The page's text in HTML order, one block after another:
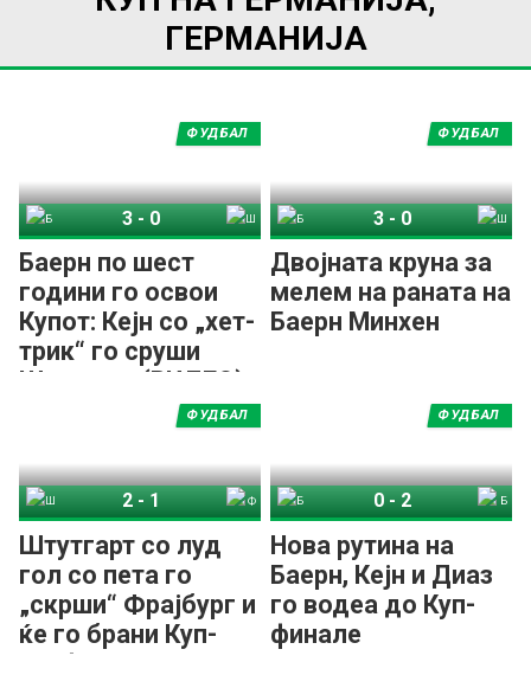
ГЕРМАНИЈА
Баерн по шест
години го освои
Купот: Кејн со „хет-
трик“ го сруши
Штутгарт (ВИДЕО)
ФУДБАЛ
3- 0
Двојната круна за
мелем на раната на
Баерн Минхен
ФУДБАЛ
3 - 0
Штутгарт со луд
гол со пета го
„скрши“ Фрајбург и
ќе го брани Куп-
трофејот
ФУДБАЛ
2-1
Нова рутина на
Баерн, Кејн и Диаз
го водеа до Куп-
финале
ФУДБАЛ
0-2